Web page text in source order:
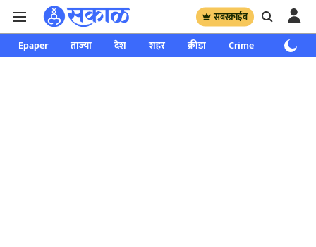
सबस्क्राईब
Epaper ताज्या देश शहर क्रीडा Crime साप्ताहिक